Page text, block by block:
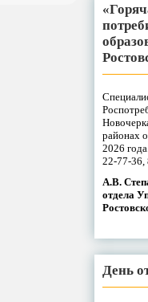
районах
2026
22-77-36,
А.В.
отдела
День